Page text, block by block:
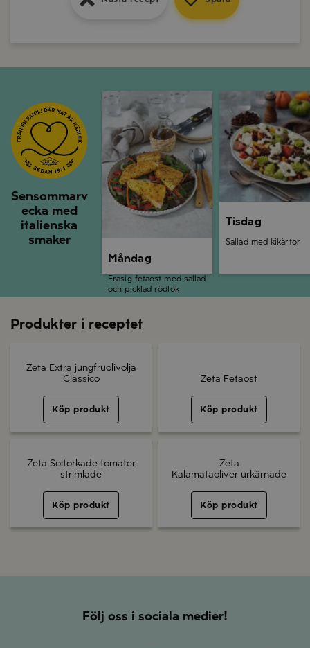
Sensommarv
ecka med
italienska
smaker
Måndag
Måndag
Frasig fetaost med sallad
och picklad rödlök
Tisdag
Sallad med kikärtor
Produkter i receptet
Zeta Extra jungfruolivolja
Classico
Köp produkt
Zeta Fetaost
Köp produkt
Zeta Soltorkade tomater
strimlade
Köp produkt
Zeta
Kalamataoliver urkärnade
Köp produkt
Följ oss i sociala medier!